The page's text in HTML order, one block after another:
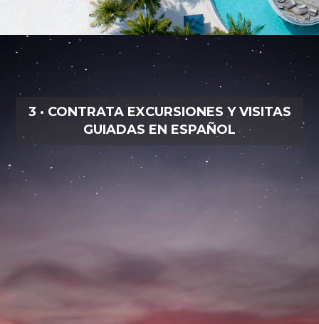
3 · CONTRATA EXCURSIONES Y VISITAS
GUIADAS EN ESPAÑOL